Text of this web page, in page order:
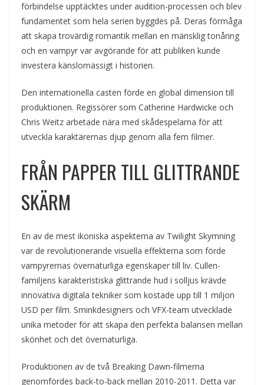
förbindelse upptäcktes under audition-processen och blev
fundamentet som hela serien byggdes på. Deras förmåga
att skapa trovärdig romantik mellan en mänsklig tonåring
och en vampyr var avgörande för att publiken kunde
investera känslomässigt i historien.
Den internationella casten förde en global dimension till
produktionen. Regissörer som Catherine Hardwicke och
Chris Weitz arbetade nära med skådespelarna för att
utveckla karaktärernas djup genom alla fem filmer.
FRÅN PAPPER TILL GLITTRANDE
SKÄRM
En av de mest ikoniska aspekterna av Twilight Skymning
var de revolutionerande visuella effekterna som förde
vampyrernas övernaturliga egenskaper till liv. Cullen-
familjens karakteristiska glittrande hud i solljus krävde
innovativa digitala tekniker som kostade upp till 1 miljon
USD per film. Sminkdesigners och VFX-team utvecklade
unika metoder för att skapa den perfekta balansen mellan
skönhet och det övernaturliga.
Produktionen av de två Breaking Dawn-filmerna
genomfördes back-to-back mellan 2010-2011. Detta var